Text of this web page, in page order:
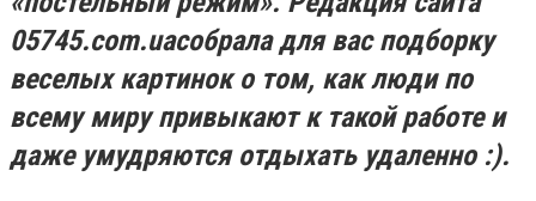
05745.com.uaсобрала для вас подборку
веселых картинок о том, как люди по
всему миру привыкают к такой работе и
даже умудряются отдыхать удаленно :).